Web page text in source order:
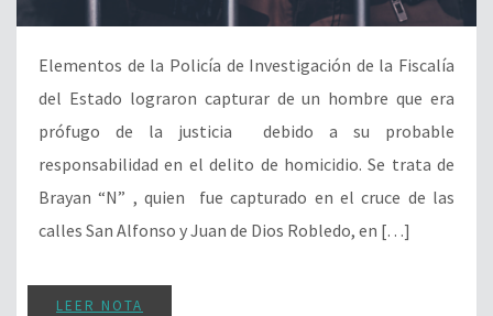
Elementos de la Policía de Investigación de la Fiscalía
del Estado lograron capturar de un hombre que era
prófugo de la justicia debido a su probable
responsabilidad en el delito de homicidio. Se trata de
Brayan “N” , quien fue capturado en el cruce de las
calles San Alfonso y Juan de Dios Robledo, en […]
LEER NOTA